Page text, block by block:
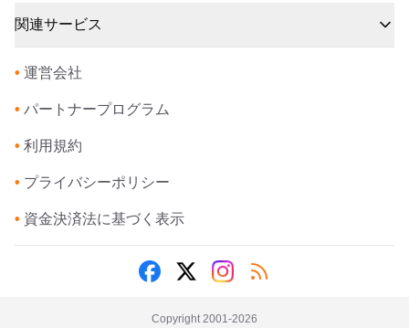
関連サービス
• 運営会社
• パートナープログラム
• 利用規約
• プライバシーポリシー
• 資金決済法に基づく表示
Copyright 2001-2026